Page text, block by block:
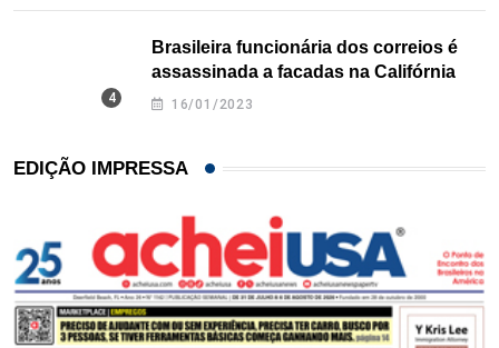
Brasileira funcionária dos correios é
assassinada a facadas na Califórnia
16/01/2023
EDIÇÃO IMPRESSA